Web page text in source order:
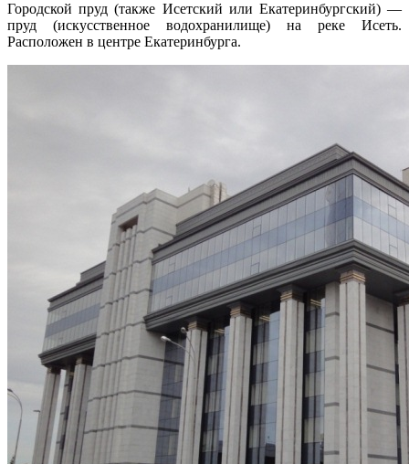
Городской пруд (также Исетский или Екатеринбургский) —
пруд (искусственное водохранилище) на реке Исеть.
Расположен в центре Екатеринбурга.